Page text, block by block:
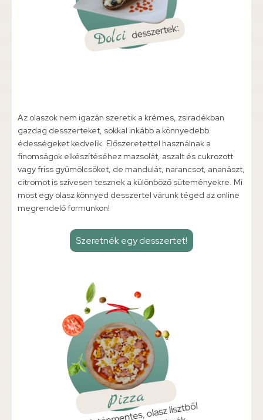
Az olaszok nem igazán szeretik a krémes, zsiradékban
gazdag desszerteket, sokkal inkább a könnyedebb
édességeket kedvelik. Előszeretettel használnak a
finomságok elkészítéséhez mazsolát, aszalt és cukrozott
vagy friss gyümölcsöket, de mandulát, narancsot, ananászt,
citromot is szívesen tesznek a különböző süteményekre. Mi
most egy olasz könnyed desszertel várunk téged az online
megrendelő formunkon!
Szeretnék egy desszertet!